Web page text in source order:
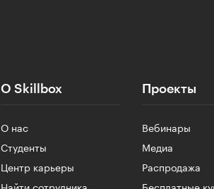
О Skillbox
О нас
Студенты
Центр карьеры
Проекты
Вебинары
Медиа
Распродажа